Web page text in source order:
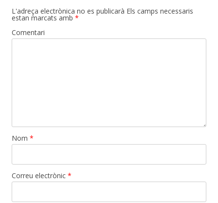
L'adreça electrònica no es publicarà Els camps necessaris
estan marcats amb *
Comentari
Nom *
Correu electrònic *